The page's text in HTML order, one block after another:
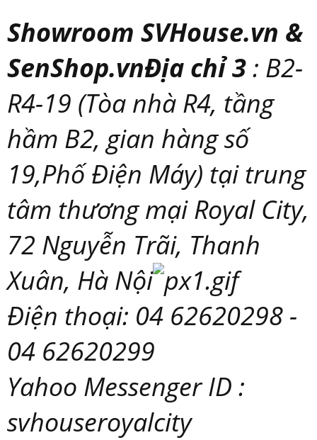
Showroom SVHouse.vn &
SenShop.vnĐịa chỉ 3: B2-
R4-19 (Tòa nhà R4, tầng
hầm B2, gian hàng số
19,Phố Điện Máy) tại trung
tâm thương mại Royal City,
72 Nguyễn Trãi, Thanh
Xuân, Hà Nội
Điện thoại: 04 62620298 -
04 62620299
Yahoo Messenger ID :
svhouseroyalcity